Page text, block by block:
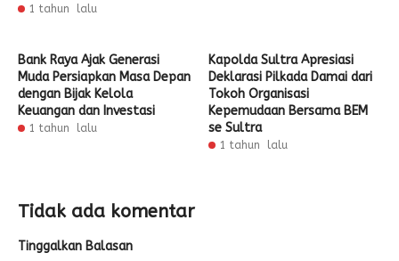
1 tahun lalu
Bank Raya Ajak Generasi
Muda Persiapkan Masa Depan
dengan Bijak Kelola
Keuangan dan Investasi
1 tahun lalu
Kapolda Sultra Apresiasi
Deklarasi Pilkada Damai dari
Tokoh Organisasi
Kepemudaan Bersama BEM
se Sultra
1 tahun lalu
Tidak ada komentar
Tinggalkan Balasan